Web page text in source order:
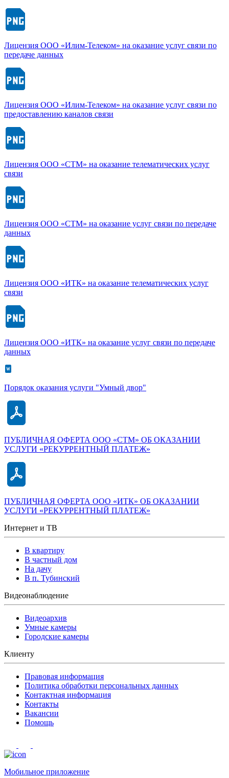
Лицензия ООО «Илим-Телеком» на оказание услуг связи по
передаче данных
Лицензия ООО «Илим-Телеком» на оказание услуг связи по
предоставлению каналов связи
Лицензия ООО «СТМ» на оказание телематических услуг
связи
Лицензия ООО «СТМ» на оказание услуг связи по передаче
данных
Лицензия ООО «ИТК» на оказание телематических услуг
связи
Лицензия ООО «ИТК» на оказание услуг связи по передаче
данных
Порядок оказания услуги "Умный двор"
ПУБЛИЧНАЯ ОФЕРТА ООО «СТМ» ОБ ОКАЗАНИИ
УСЛУГИ «РЕКУРРЕНТНЫЙ ПЛАТЕЖ»
ПУБЛИЧНАЯ ОФЕРТА ООО «ИТК» ОБ ОКАЗАНИИ
УСЛУГИ «РЕКУРРЕНТНЫЙ ПЛАТЕЖ»
Интернет и ТВ
В квартиру
В частный дом
На дачу
В п. Тубинский
Видеонаблюдение
Видеоархив
Умные камеры
Городские камеры
Клиенту
Правовая информация
Политика обработки персональных данных
Контактная информация
Контакты
Вакансии
Помощь
Мобильное приложение